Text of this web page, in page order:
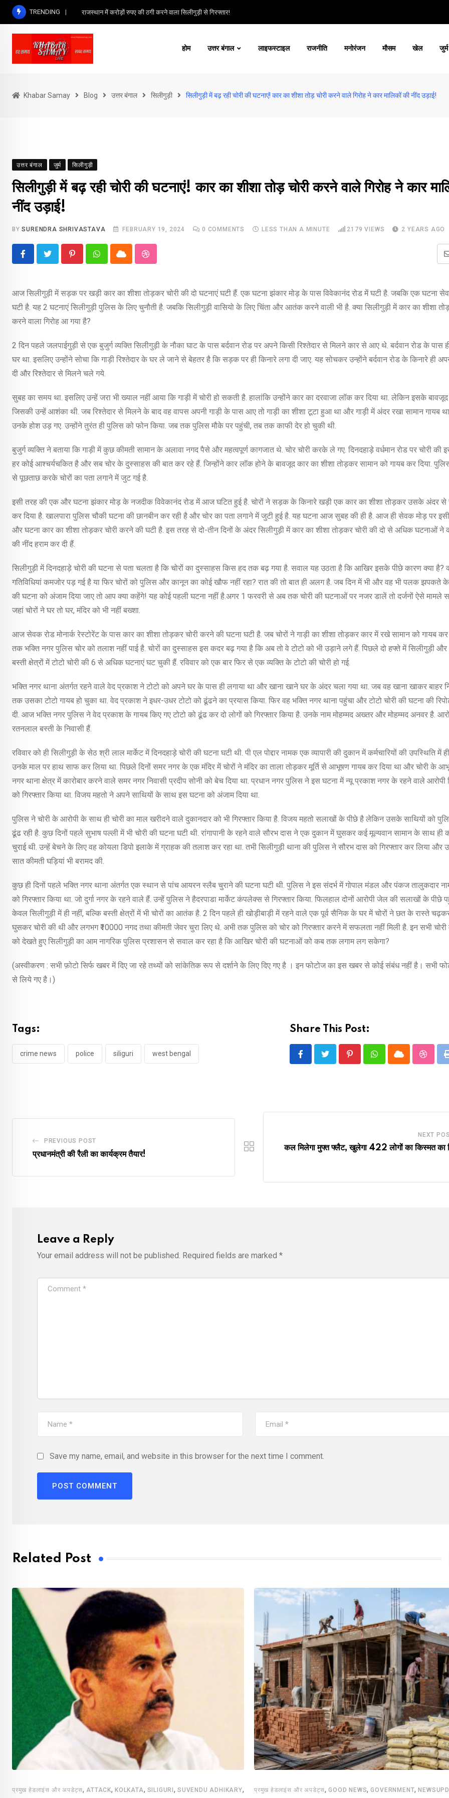
Skip
content
TRENDING राजस्थान में करोड़ों रुपए की ठगी करने वाला सिलीगुड़ी से गिरफ्तार!
होम उत्तर बंगाल लाइफस्टाइल राजनीति मनोरंजन मौसम खेल जुर्म
Khabar Samay Blog उत्तर बंगाल सिलीगुड़ी सिलीगुड़ी में बढ़ रही चोरी की घटनाएं! कार का शीशा तोड़ चोरी करने वाले गिरोह ने कार मालिकों की नींद उड़ाई!
उत्तर बंगाल जुर्म सिलीगुड़ी
सिलीगुड़ी में बढ़ रही चोरी की घटनाएं! कार का शीशा तोड़ चोरी करने वाले गिरोह ने कार
नींद उड़ाई!
BYSURENDRA SHRIVASTAVA FEBRUARY 19, 2024 0 COMMENTS LESS THAN A MINUTE 2179 VIEWS 2 YEARS AGO
PinterestWhatsappCloud StumbleUpon
आज सिलीगुड़ी में सड़क पर खड़ी कार का शीशा तोड़कर चोरी की दो घटनाएं घटी हैं. एक घटना झंकार मोड़ के पास विवेकानंद रोड में घटी है. जबकि एक घटना
घटी है. यह 2 घटनाएं सिलीगुड़ी पुलिस के लिए चुनौती है. जबकि सिलीगुड़ी वासियो के लिए चिंता और आतंक करने वाली भी है. क्या सिलीगुड़ी में कार का शीशा
करने वाला गिरोह आ गया है?
2 दिन पहले जलपाईगुड़ी से एक बुजुर्ग व्यक्ति सिलीगुड़ी के नौका घाट के पास बर्दवान रोड पर अपने किसी रिश्तेदार से मिलने कार से आए थे. बर्दवान रोड के पास
घर था. इसलिए उन्होंने सोचा कि गाड़ी रिश्तेदार के घर ले जाने से बेहतर है कि सड़क पर ही किनारे लगा दी जाए. यह सोचकर उन्होंने बर्दवान रोड के किनारे ही
दी और रिश्तेदार से मिलने चले गये.
सुबह का समय था. इसलिए उन्हें जरा भी ख्याल नहीं आया कि गाड़ी में चोरी हो सकती है. हालांकि उन्होंने कार का दरवाजा लॉक कर दिया था. लेकिन इसके
जिसकी उन्हें आशंका थी. जब रिश्तेदार से मिलने के बाद वह वापस अपनी गाड़ी के पास आए तो गाड़ी का शीशा टूटा हुआ था और गाड़ी में अंदर रखा सामान गायब
उनके होश उड़ गए. उन्होंने तुरंत ही पुलिस को फोन किया. जब तक पुलिस मौके पर पहुंची, तब तक काफी देर हो चुकी थी.
बुजुर्ग व्यक्ति ने बताया कि गाड़ी में कुछ कीमती सामान के अलावा नगद पैसे और महत्वपूर्ण कागजात थे. चोर चोरी करके ले गए. दिनदहाड़े वर्धमान रोड पर चोरी की
हर कोई आश्चर्यचकित है और सब चोर के दुस्साहस की बात कर रहे हैं. जिन्होंने कार लॉक होने के बावजूद कार का शीशा तोड़कर सामान को गायब कर दिया. पुलिस
से पूछताछ करके चोरों का पता लगाने में जुट गई है.
इसी तरह की एक और घटना झंकार मोड़ के नजदीक विवेकानंद रोड में आज घटित हुई है. चोरों ने सड़क के किनारे खड़ी एक कार का शीशा तोड़कर उसके अंदर से
कर दिया है. खालपारा पुलिस चौकी घटना की छानबीन कर रही है और चोर का पता लगाने में जुटी हुई है. यह घटना आज सुबह की ही है. आज ही सेवक मोड़ पर
और घटना कार का शीशा तोड़कर चोरी करने की घटी है. इस तरह से दो-तीन दिनों के अंदर सिलीगुड़ी में कार का शीशा तोड़कर चोरी की दो से अधिक घटनाओं ने
की नींद हराम कर दी हैं.
सिलीगुड़ी में दिनदहाड़े चोरी की घटना से पता चलता है कि चोरों का दुस्साहस किस हद तक बढ़ गया है. सवाल यह उठता है कि आखिर इसके पीछे कारण क्या है?
गतिविधियां कमजोर पड़ गई है या फिर चोरों को पुलिस और कानून का कोई खौफ नहीं रहा? रात की तो बात ही अलग है. जब दिन में भी और वह भी पलक झपकते
की घटना को अंजाम दिया जाए तो आप क्या कहेंगे! यह कोई पहली घटना नहीं है.अगर 1 फरवरी से अब तक चोरी की घटनाओं पर नजर डालें तो दर्जनों ऐसे मामले
जहां चोरों ने घर तो घर, मंदिर को भी नहीं बख्शा.
आज सेवक रोड मोनार्क रेस्टोरेंट के पास कार का शीशा तोड़कर चोरी करने की घटना घटी है. जब चोरों ने गाड़ी का शीशा तोड़कर कार में रखे सामान को गायब कर
तक भक्ति नगर पुलिस चोर को तलाश नहीं पाई है. चोरों का दुस्साहस इस कदर बढ़ गया है कि अब तो वे टोटो को भी उड़ाने लगे हैं. पिछले दो हफ्ते में सिलीगुड़ी
बस्ती क्षेत्रों में टोटो चोरी की 6 से अधिक घटनाएं घट चुकी हैं. रविवार को एक बार फिर से एक व्यक्ति के टोटो की चोरी हो गई.
भक्ति नगर थाना अंतर्गत रहने वाले वेद प्रकाश ने टोटो को अपने घर के पास ही लगाया था और खाना खाने घर के अंदर चला गया था. जब वह खाना खाकर बाहर
तक उसका टोटो गायब हो चुका था. वेद प्रकाश ने इधर-उधर टोटो को ढूंढने का प्रयास किया. फिर वह भक्ति नगर थाना पहुंचा और टोटो चोरी की घटना की
दी. आज भक्ति नगर पुलिस ने वेद प्रकाश के गायब किए गए टोटो को ढूंढ कर दो लोगों को गिरफ्तार किया है. उनके नाम मोहम्मद अख्तर और मोहम्मद अनवर है.
रतनलाल बस्ती के निवासी हैं.
रविवार को ही सिलीगुड़ी के सेठ श्री लाल मार्केट में दिनदहाड़े चोरी की घटना घटी थी. पी एल पोद्दार नामक एक व्यापारी की दुकान में कर्मचारियों की उपस्थिति में
उनके माल पर हाथ साफ कर लिया था. पिछले दिनों समर नगर के एक मंदिर में चोरों ने मंदिर का ताला तोड़कर मूर्ति से आभूषण गायब कर दिया था और चोरी के
नगर थाना क्षेत्र में कारोबार करने वाले समर नगर निवासी प्रदीप सोनी को बेच दिया था. प्रधान नगर पुलिस ने इस घटना में न्यू प्रकाश नगर के रहने वाले आरोपी
को गिरफ्तार किया था. विजय महतो ने अपने साथियों के साथ इस घटना को अंजाम दिया था.
पुलिस ने चोरी के आरोपी के साथ ही चोरी का माल खरीदने वाले दुकानदार को भी गिरफ्तार किया है. विजय महतो सलाखों के पीछे है लेकिन उसके साथियों को
ढूंढ रही है. कुछ दिनों पहले सुभाष पल्ली में भी चोरी की घटना घटी थी. रांगापानी के रहने वाले सौरभ दास ने एक दुकान में घुसकर कई मूल्यवान सामान के साथ ही
चुराई थी. उन्हें बेचने के लिए वह कोयला डिपो इलाके में ग्राहक की तलाश कर रहा था. तभी सिलीगुड़ी थाना की पुलिस ने सौरभ दास को गिरफ्तार कर लिया
सात कीमती घड़ियां भी बरामद की.
कुछ ही दिनों पहले भक्ति नगर थाना अंतर्गत एक स्थान से पांच आयरन स्लैब चुराने की घटना घटी थी. पुलिस ने इस संदर्भ में गोपाल मंडल और पंकज तालुकदार
को गिरफ्तार किया था. जो दुर्गा नगर के रहने वाले हैं. उन्हें पुलिस ने हैदरपाडा मार्केट कंपलेक्स से गिरफ्तार किया. फिलहाल दोनों आरोपी जेल की सलाखों के पीछे
केवल सिलीगुड़ी में ही नहीं, बल्कि बस्ती क्षेत्रों में भी चोरों का आतंक है. 2 दिन पहले ही खोड़ीबाड़ी में रहने वाले एक पूर्व सैनिक के घर में चोरों ने छत के रास्ते
घुसकर चोरी की थी और लगभग ₹10000 नगद तथा कीमती जेवर चुरा लिए थे. अभी तक पुलिस को चोर को गिरफ्तार करने में सफलता नहीं मिली है. इन सभी
को देखते हुए सिलीगुड़ी का आम नागरिक पुलिस प्रशासन से सवाल कर रहा है कि आखिर चोरी की घटनाओं को कब तक लगाम लग सकेगा?
(अस्वीकरण : सभी फ़ोटो सिर्फ खबर में दिए जा रहे तथ्यों को सांकेतिक रूप से दर्शाने के लिए दिए गए है । इन फोटोज का इस खबर से कोई संबंध नहीं है। सभी
से लिये गए है।)
Tags:
crime news police siliguri west bengal
Share This Post:
PinterestWhatsappCloud
PREVIOUS POST
प्रधानमंत्री की रैली का कार्यक्रम तैयार!
NEXT
कल मिलेगा मुफ्त फ्लैट, खुलेगा 422 लोगों का किस्मत का
Leave a Reply
Your email address will not be published. Required fields are marked *
Save my name, email, and website in this browser for the next time I comment.
Related Post
प्रमुख हेडलाइंस और अपडेट्स, ATTACK,KOLKATA, SILIGURI,SUVENDU ADHIKARY, प्रमुख हेडलाइंस और अपडेट्स,GOOD NEWS,GOVERNMENT,